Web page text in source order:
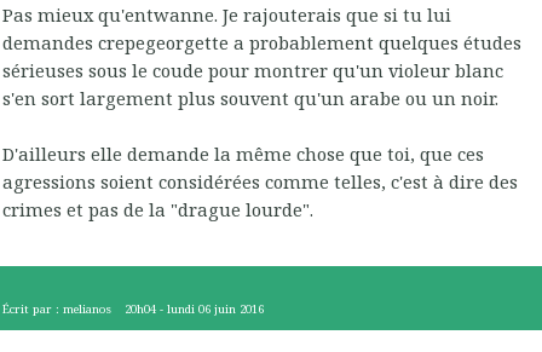
Pas mieux qu'entwanne. Je rajouterais que si tu lui
demandes crepegeorgette a probablement quelques études
sérieuses sous le coude pour montrer qu'un violeur blanc
s'en sort largement plus souvent qu'un arabe ou un noir.
D'ailleurs elle demande la même chose que toi, que ces
agressions soient considérées comme telles, c'est à dire des
crimes et pas de la "drague lourde".
Écrit par : melianos 20h04 -lundi 06 juin 2016